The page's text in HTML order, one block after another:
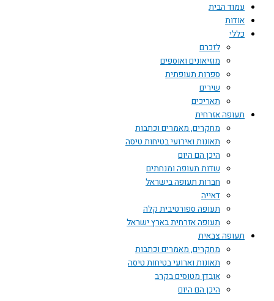
עמוד הבית
אודות
כללי
לזכרם
מוזיאונים ואוספים
ספרות תעופתית
שירים
תאריכים
תעופה אזרחית
מחקרים, מאמרים וכתבות
תאונות ואירועי בטיחות טיסה
היכן הם היום
שדות תעופה ומנחתים
חברות תעופה בישראל
דאייה
תעופה ספורטיבית קלה
תעופה אזרחית בארץ ישראל
תעופה צבאית
מחקרים, מאמרים וכתבות
תאונות וארועי בטיחות טיסה
אובדן מטוסים בקרב
היכן הם היום